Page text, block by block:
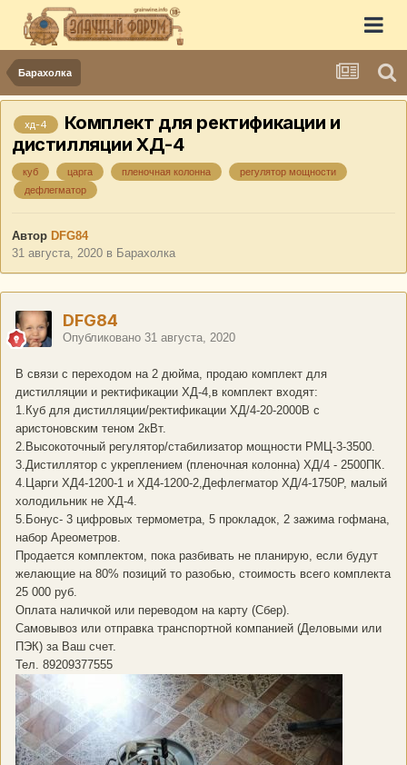
Барахолка
хд-4
Комплект для ректификации и
дистилляции ХД-4
куб царга пленочная колонна
регулятор мощности
дефлегматор
Автор DFG84
31 августа, 2020 в Барахолка
DFG84
Опубликовано 31 августа, 2020
В связи с переходом на 2 дюйма, продаю комплект для
дистилляции и ректификации ХД-4,в комплект входят:
1.Куб для дистилляции/ректификации ХД/4-20-2000В с
аристоновским теном 2кВт.
2.Высокоточный регулятор/стабилизатор мощности РМЦ-3-3500.
3.Дистиллятор с укреплением (пленочная колонна) ХД/4 - 2500ПК.
4.Царги ХД4-1200-1 и ХД4-1200-2,Дефлегматор ХД/4-1750Р, малый
холодильник не ХД-4.
5.Бонус- 3 цифровых термометра, 5 прокладок, 2 зажима гофмана,
набор Ареометров.
Продается комплектом, пока разбивать не планирую, если будут
желающие на 80% позиций то разобью, стоимость всего комплекта
25 000 руб.
Оплата наличкой или переводом на карту (Сбер).
Самовывоз или отправка транспортной компанией (Деловыми или
ПЭК) за Ваш счет.
Тел. 89209377555